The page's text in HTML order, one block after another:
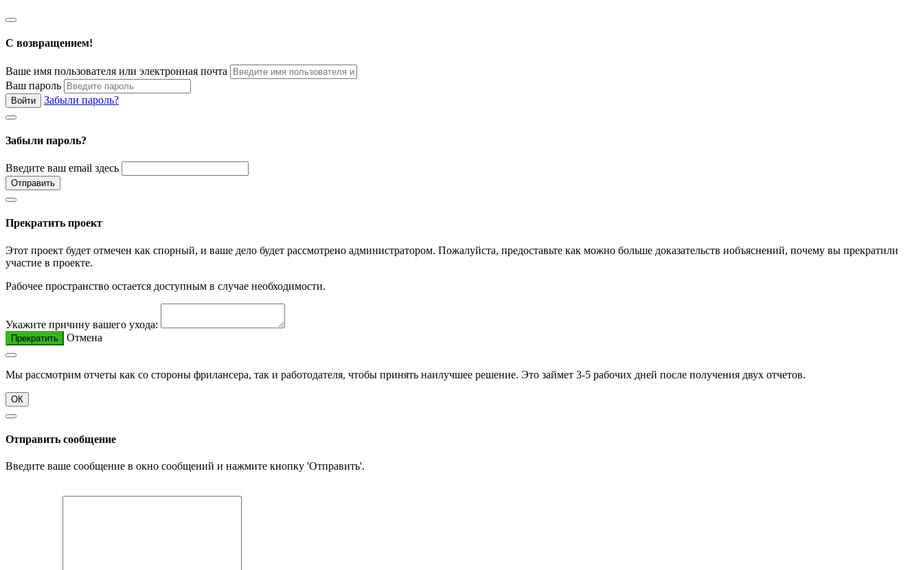
С возвращением!
Ваше имя пользователя или электронная почта
Ваш пароль
Войти Забыли пароль?
Забыли пароль?
Введите ваш email здесь
Отправить
Прекратить проект
Этот проект будет отмечен как спорный, и ваше дело будет рассмотрено администратором. Пожалуйста, предоставьте как можно больше доказательств иобъяснений, почему вы прекратили
участие в проекте.
Рабочее пространство остается доступным в случае необходимости.
Укажите причину вашего ухода:
Прекратить Отмена
Мы рассмотрим отчеты как со стороны фрилансера, так и работодателя, чтобы принять наилучшее решение. Это займет 3-5 рабочих дней после получения двух отчетов.
ОК
Отправить сообщение
Введите ваше сообщение в окно сообщений и нажмите кнопку 'Отправить'.